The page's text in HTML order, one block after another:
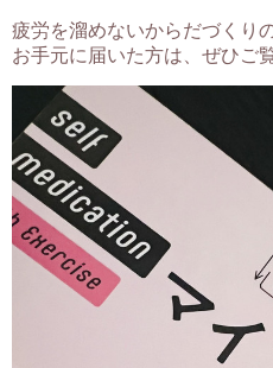
疲労を溜めないからだづくり
お手元に届いた方は、ぜひご